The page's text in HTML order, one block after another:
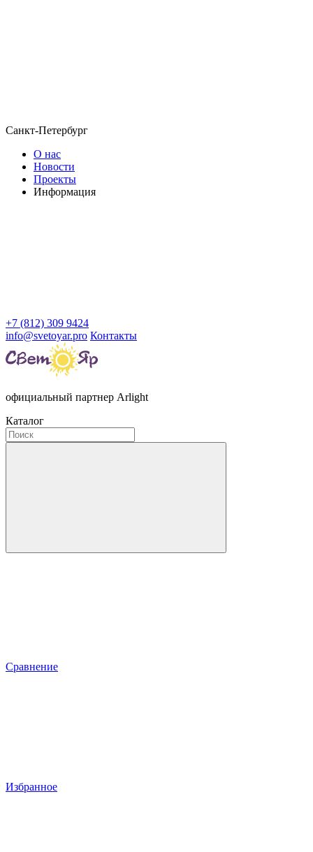
Санкт-Петербург
О нас
Новости
Проекты
Информация
+7 (812) 309 9424
info@svetoyar.pro Контакты
официальный партнер Arlight
Каталог
Сравнение
Избранное